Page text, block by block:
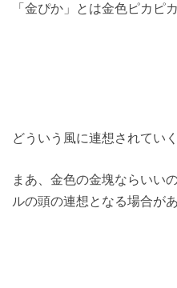
「金ぴか」とは金色ピカピカ
どういう風に連想されてい
まあ、金色の金塊ならいい
ルの頭の連想となる場合が